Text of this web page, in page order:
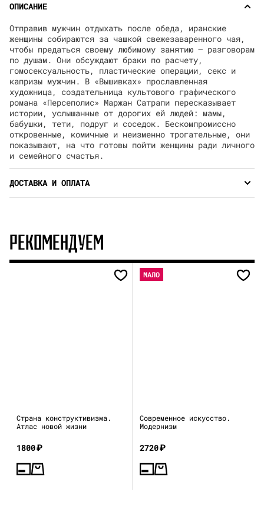
ОПИСАНИЕ
Отправив мужчин отдыхать после обеда, иранские
женщины собираются за чашкой свежезаваренного чая,
чтобы предаться своему любимому занятию – разговорам
по душам. Они обсуждают браки по расчету,
гомосексуальность, пластические операции, секс и
капризы мужчин. В «Вышивках» прославленная
художница, создательница культового графического
романа «Персеполис» Маржан Сатрапи пересказывает
истории, услышанные от дорогих ей людей: мамы,
бабушки, тети, подруг и соседок. Бескомпромиссно
откровенные, комичные и неизменно трогательные, они
показывают, на что готовы пойти женщины ради личного
и семейного счастья.
ДОСТАВКА И ОПЛАТА
РЕКОМЕНДУЕМ
Страна конструктивизма.
Атлас новой жизни
1800₽
МАЛО
Современное искусство.
Модернизм
2720₽